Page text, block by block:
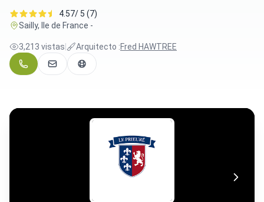
4.57/ 5 (7)
Sailly, Ile de France -
3,213 vistas Arquitecto :Fred HAWTREE